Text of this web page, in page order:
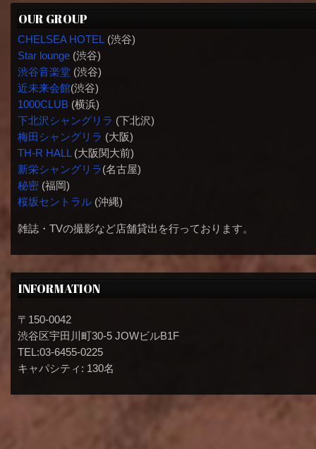
OUR GROUP
CHELSEA HOTEL (渋谷)
Star lounge(渋谷)
渋谷音楽堂(渋谷)
近未来会館(渋谷)
1000CLUB(横浜)
下北沢シャングリラ (下北沢)
梅田シャングリラ (大阪)
TH-R HALL(大阪関大前)
新栄シャングリラ(名古屋)
秘密(福岡)
桜坂セントラル(沖縄)
雑誌・TVの撮影など店舗貸出を行っております。
INFORMATION
〒150-0042
渋谷区宇田川町30-5 JOWビルB1F
TEL:03-6455-0225
キャパシティ: 130名